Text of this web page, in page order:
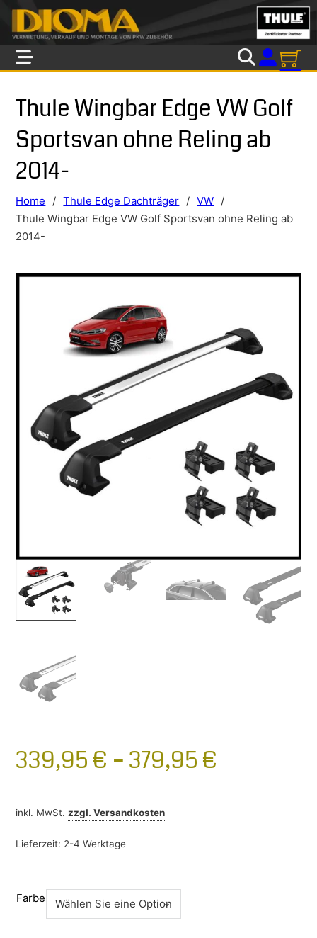
Skip to main content
Skip to footer
Thule Wingbar Edge VW Golf
Sportsvan ohne Reling ab
2014-
Home / Thule Edge Dachträger / VW /
Thule Wingbar Edge VW Golf Sportsvan ohne Reling ab
2014-
339,95 € – 379,95 €
inkl. MwSt. zzgl.Versandkosten
Lieferzeit: 2-4 Werktage
Farbe